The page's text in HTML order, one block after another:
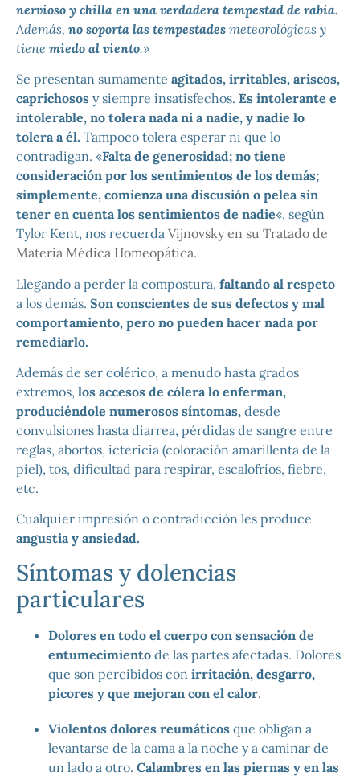
nervioso y chilla en una verdadera tempestad de rabia.
Además, no soporta las tempestades meteorológicas y
tiene miedo al viento.»
Se presentan sumamente agitados, irritables, ariscos,
caprichosos y siempre insatisfechos. Es intolerante e
intolerable, no tolera nada ni a nadie, y nadie lo
tolera a él. Tampoco tolera esperar ni que lo
contradigan. «Falta de generosidad; no tiene
consideración por los sentimientos de los demás;
simplemente, comienza una discusión o pelea sin
tener en cuenta los sentimientos de nadie«, según
Tylor Kent, nos recuerda Vijnovsky en su Tratado de
Materia Médica Homeopática.
Llegando a perder la compostura, faltando al respeto
a los demás. Son conscientes de sus defectos y mal
comportamiento, pero no pueden hacer nada por
remediarlo.
Además de ser colérico, a menudo hasta grados
extremos, los accesos de cólera lo enferman,
produciéndole numerosos síntomas, desde
convulsiones hasta diarrea, pérdidas de sangre entre
reglas, abortos, ictericia (coloración amarillenta de la
piel), tos, dificultad para respirar, escalofríos, fiebre,
etc.
Cualquier impresión o contradicción les produce
angustia y ansiedad.
Síntomas y dolencias
particulares
Dolores en todo el cuerpo con sensación de
entumecimiento de las partes afectadas. Dolores
que son percibidos con irritación, desgarro,
picores y que mejoran con el calor.
Violentos dolores reumáticos que obligan a
levantarse de la cama a la noche y a caminar de
un lado a otro. Calambres en las piernas y en las